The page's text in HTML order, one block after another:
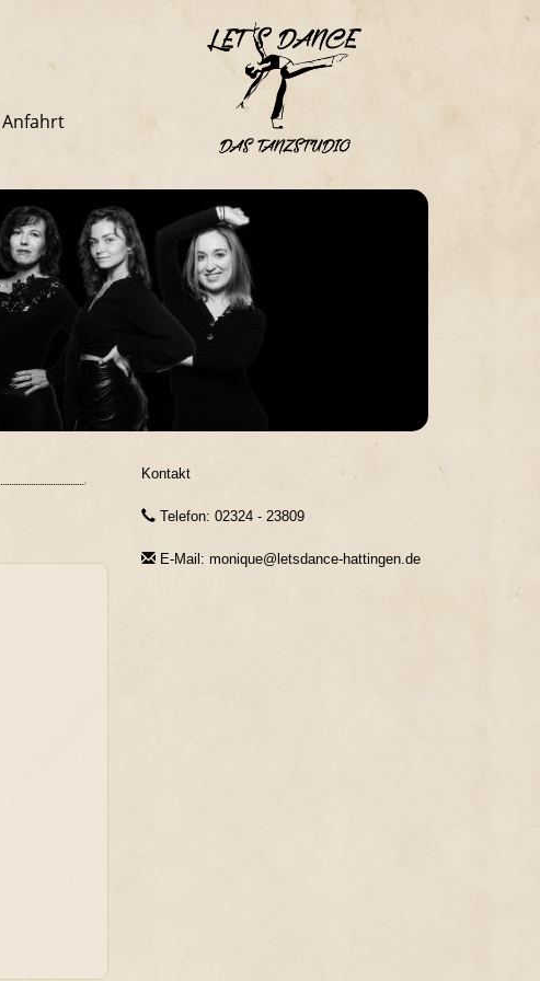
Anfahrt
Kontakt
Telefon: 02324 - 23809
E-Mail: monique@letsdance-hattingen.de